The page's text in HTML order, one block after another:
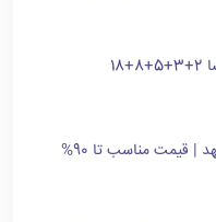
لیست سوئیت های خیابان امام رضا مشهد | قیمت مناسب تا 90%